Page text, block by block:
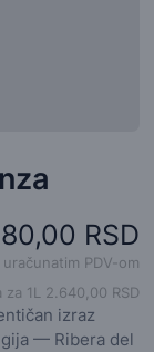
RSD
PDV-om
za 1L 2.640,00 RSD
izraz
— Ribera del